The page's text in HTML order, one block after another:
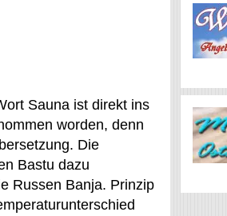
Sauna ist direkt ins
worden, denn
Die
Bastu dazu
Russen Banja. Prinzip